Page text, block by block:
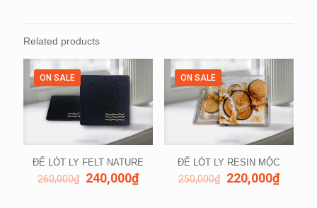
Related products
ON SALE
ĐẾ LÓT LY FELT NATURE
260,000₫ 240,000₫
ON SALE
ĐẾ LÓT LY RESIN MỘC
250,000₫ 220,000₫